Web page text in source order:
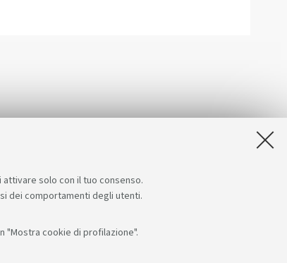
solo con il tuo consenso.
dei comportamenti degli utenti.
"Mostra cookie di profilazione".